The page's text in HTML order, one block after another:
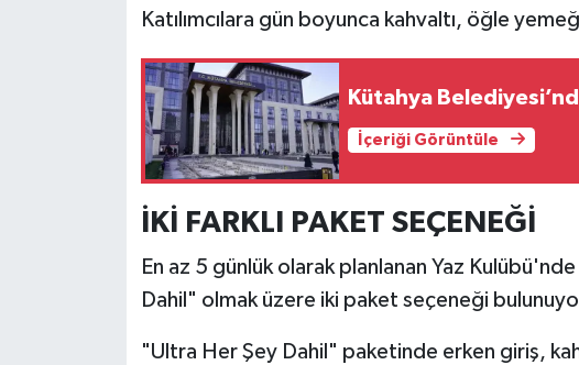
Katılımcılara gün boyunca kahvaltı, öğle
Kütahya
İçeriği Görüntüle
İKİ FARKLI PAKET SEÇENEĞİ
En az 5 günlük olarak planlanan Yaz
Dahil" olmak üzere iki paket seçeneği
"Ultra Her Şey Dahil" paketinde erken giriş,
Otomobil